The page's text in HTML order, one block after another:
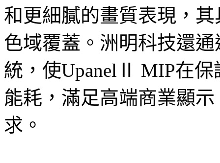
和更細膩的畫質表現，
色域覆蓋。洲明科技還
統，使UpanelⅡ MIP在
能耗，滿足高端商業顯
求。